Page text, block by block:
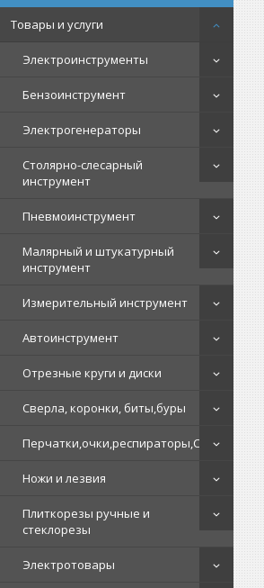
Товары и услуги
Электроинструменты
Бензоинструмент
Электрогенераторы
Столярно-слесарный
инструмент
Пневмоинструмент
Малярный и штукатурный
инструмент
Измерительный инструмент
Автоинструмент
Отрезные круги и диски
Сверла, коронки, биты,буры
Перчатки,очки,респираторы,СИЗ
Ножи и лезвия
Плиткорезы ручные и
стеклорезы
Электротовары